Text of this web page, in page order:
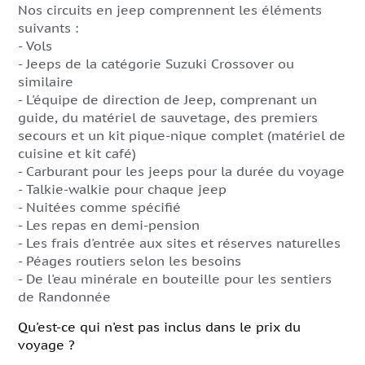
Nos circuits en jeep comprennent les éléments
suivants :
- Vols
- Jeeps de la catégorie Suzuki Crossover ou
similaire
- L'équipe de direction de Jeep, comprenant un
guide, du matériel de sauvetage, des premiers
secours et un kit pique-nique complet (matériel de
cuisine et kit café)
- Carburant pour les jeeps pour la durée du voyage
- Talkie-walkie pour chaque jeep
- Nuitées comme spécifié
- Les repas en demi-pension
- Les frais d'entrée aux sites et réserves naturelles
- Péages routiers selon les besoins
- De l'eau minérale en bouteille pour les sentiers
de Randonnée
Qu'est-ce qui n'est pas inclus dans le prix du
voyage ?